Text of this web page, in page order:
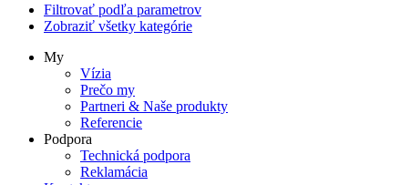
Filtrovať podľa parametrov
Zobraziť všetky kategórie
My
Vízia
Prečo my
Partneri & Naše produkty
Referencie
Podpora
Technická podpora
Reklamácia